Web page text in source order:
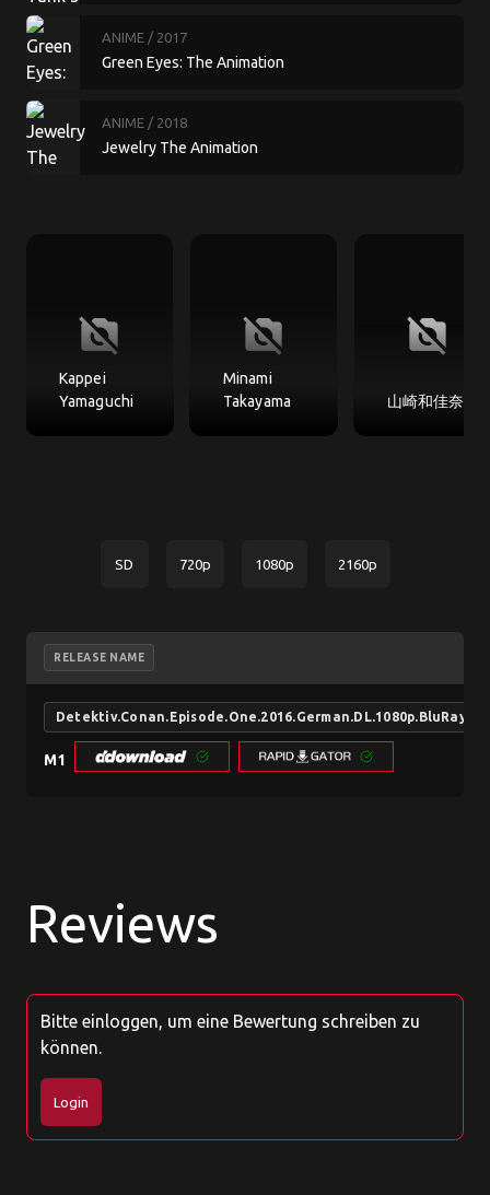
ANIME / 2017
Green Eyes: The Animation
ANIME / 2018
Jewelry The Animation
no_photography
Kappei
Yamaguchi
no_photography
Minami
Takayama
no_photography
山崎和佳奈
SD 720p 1080p 2160p
RELEASE NAME
M1
Reviews
Bitte einloggen, um eine Bewertung schreiben zu
können.
Login